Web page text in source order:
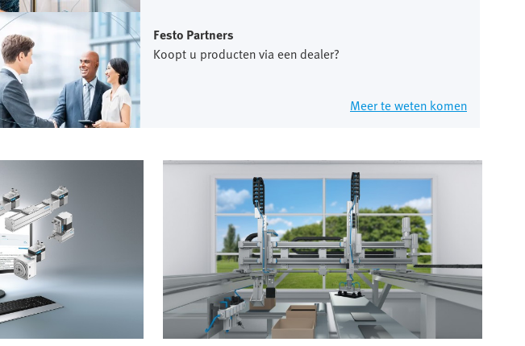
Festo Partners
Koopt u producten via een dealer?
Meer te weten komen